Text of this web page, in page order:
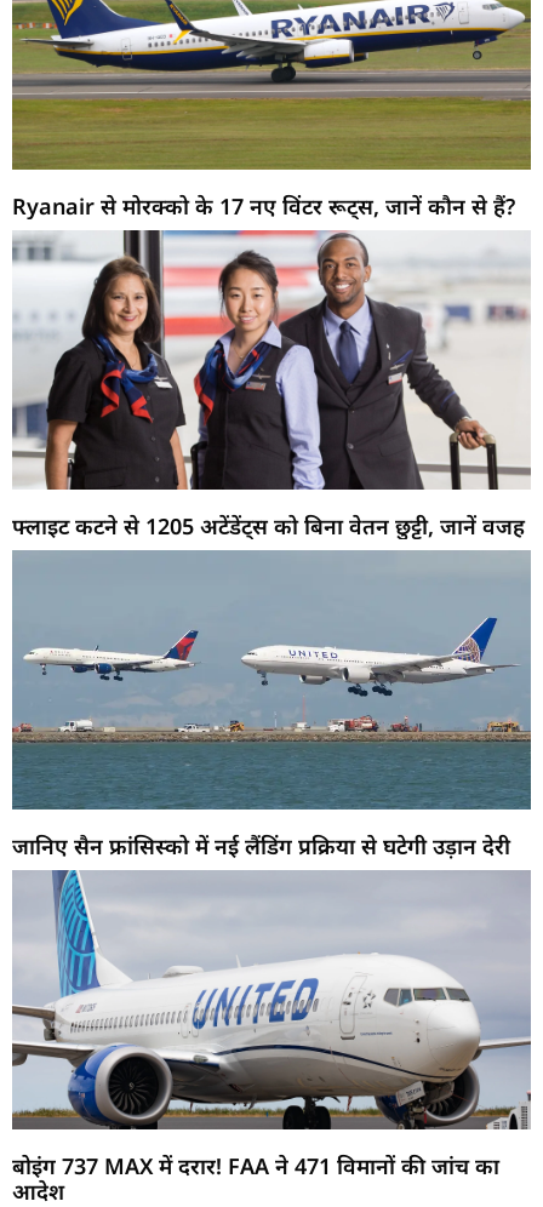
Ryanair से मोरक्को के 17 नए विंटर रूट्स, जानें कौन से हैं?
फ्लाइट कटने से 1205 अटेंडेंट्स को बिना वेतन छुट्टी, जानें वजह
जानिए सैन फ्रांसिस्को में नई लैंडिंग प्रक्रिया से घटेगी उड़ान देरी
बोइंग 737 MAX में दरार! FAA ने 471 विमानों की जांच का
आदेश